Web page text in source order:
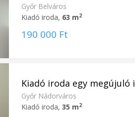
Győr Belváros
Kiadó iroda, 63 m2
190 000 Ft
Kiadó iroda egy megújuló
Győr Nádorváros
Kiadó iroda, 35 m2